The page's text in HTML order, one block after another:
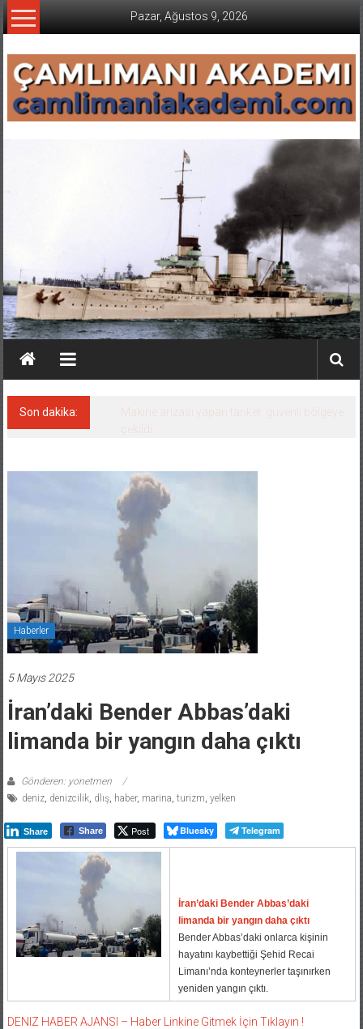
İçeriğe
geç
Pazar, Ağustos 9, 2026
Son dakika:
Haberler
5 Mayıs 2025
İran’daki Bender Abbas’daki
limanda bir yangın daha çıktı
Gönderen: yonetmen
deniz, denizcilik, dlış, haber, marina, turizm, yelken
Share Share Post Bluesky Telegram
İran’daki Bender Abbas’daki
limanda bir yangın daha çıktı
Bender Abbas’daki onlarca kişinin
hayatını kaybettiği Şehid Recai
Limanı’nda konteynerler taşınırken
yeniden yangın çıktı.
DENIZ HABER AJANSI – Haber Linkine Gitmek İçin Tıklayın !